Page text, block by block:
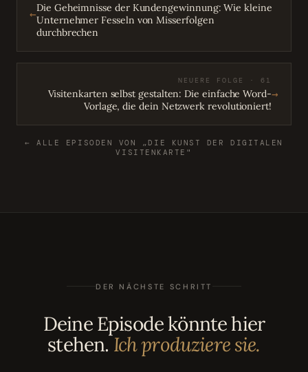
←Die Geheimnisse der Kundengewinnung: Wie kleine
Unternehmer Fesseln von Misserfolgen
durchbrechen
NEUERE FOLGE · 61
Visitenkarten selbst gestalten: Die einfache Word-
Vorlage, die dein Netzwerk revolutioniert!
→
← ALLE EPISODEN VON „DIE KUNST DER DIGITALEN
VISITENKARTE"
DER NÄCHSTE SCHRITT
Deine Episode könnte hier
stehen.Ich produziere sie.